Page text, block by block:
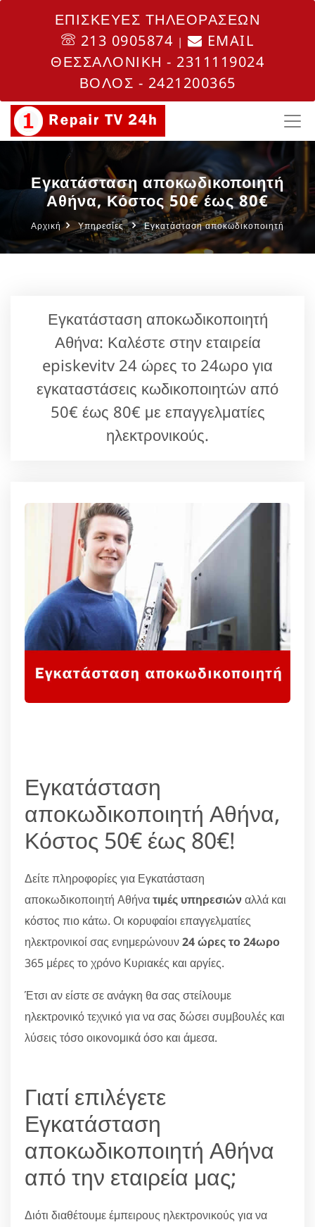
ΕΠΙΣΚΕΥΕΣ ΤΗΛΕΟΡΑΣΕΩΝ
213 0905874 |
EMAIL
ΘΕΣΣΑΛΟΝΙΚΗ - 2311119024
ΒΟΛΟΣ - 2421200365
Εγκατάσταση αποκωδικοποιητή
Αθήνα, Κόστος 50€ έως 80€
Αρχική Υπηρεσίες Εγκατάσταση αποκωδικοποιητή
Εγκατάσταση αποκωδικοποιητή
Αθήνα: Καλέστε στην εταιρεία
episkevitv 24 ώρες το 24ωρο για
εγκαταστάσεις κωδικοποιητών από
50€ έως 80€ με επαγγελματίες
ηλεκτρονικούς.
Εγκατάσταση
αποκωδικοποιητή Αθήνα,
Κόστος 50€ έως 80€!
Δείτε πληροφορίες για Εγκατάσταση
αποκωδικοποιητή Αθήνατιμές υπηρεσιώναλλά και
κόστος πιο κάτω. Οι κορυφαίοι επαγγελματίες
ηλεκτρονικοί σας ενημερώνουν24 ώρες το 24ωρο
365 μέρες το χρόνο Κυριακές και αργίες.
Έτσι αν είστε σε ανάγκη θα σας στείλουμε
ηλεκτρονικό τεχνικό για να σας δώσει συμβουλές και
λύσεις τόσο οικονομικά όσο και άμεσα.
Γιατί επιλέγετε
Εγκατάσταση
αποκωδικοποιητή Αθήνα
από την εταιρεία μας;
Διότι διαθέτουμε έμπειρους ηλεκτρονικούς για να